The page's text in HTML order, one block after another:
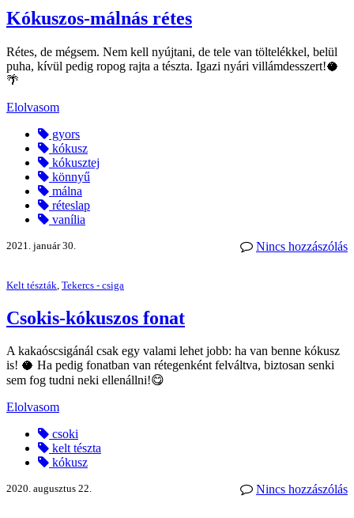
Kókuszos-málnás rétes
Rétes, de mégsem. Nem kell nyújtani, de tele van töltelékkel, belül
puha, kívül pedig ropog rajta a tészta. Igazi nyári villámdesszert!🥥
🌴
Elolvasom
gyors
kókusz
kókusztej
könnyű
málna
réteslap
vanília
Nincs hozzászólás
2021. január 30.
Kelt tészták Tekercs - csiga
Csokis-kókuszos fonat
A kakaóscsigánál csak egy valami lehet jobb: ha van benne kókusz
is! 🥥 Ha pedig fonatban van rétegenként felváltva, biztosan senki
sem fog tudni neki ellenállni!😋
Elolvasom
csoki
kelt tészta
kókusz
Nincs hozzászólás
2020. augusztus 22.